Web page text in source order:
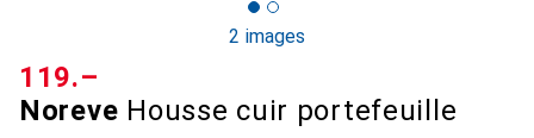
2 images
Noreve Housse cuir portefeuille
CHF
119.–